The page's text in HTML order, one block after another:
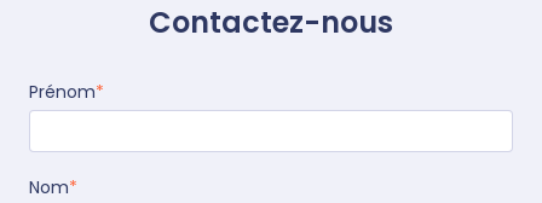
Contactez-nous
Prénom*
Nom*